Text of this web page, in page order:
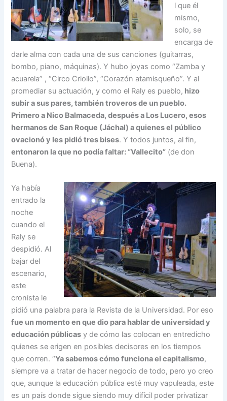
l que él
mismo,
solo, se
encarga de
darle alma con cada una de sus canciones (guitarras,
bombo, piano, máquinas). Y hubo joyas como “Zamba y
acuarela” , “Circo Criollo”, “Corazón atamisqueño”. Y al
promediar su actuación, y como el Raly es pueblo, hizo
subir a sus pares, también troveros de un pueblo.
Primero a Nico Balmaceda, después a Los Lucero, esos
hermanos de San Roque (Jáchal) a quienes el público
ovacionó y les pidió tres bises. Y todos juntos, al fin,
entonaron la que no podía faltar: “Vallecito” (de don
Buena).
Ya había
entrado la
noche
cuando el
Raly se
despidió. Al
bajar del
escenario,
este
cronista le
pidió una palabra para la Revista de la Universidad. Por eso
fue un momento en que dio para hablar de universidad y
educación públicas y de cómo las colocan en entredicho
quienes se erigen en posibles decisores en los tiempos
que corren. “Ya sabemos cómo funciona el capitalismo,
siempre va a tratar de hacer negocio de todo, pero yo creo
que, aunque la educación pública esté muy vapuleada, este
es un país donde sigue siendo muy difícil poder privatizar